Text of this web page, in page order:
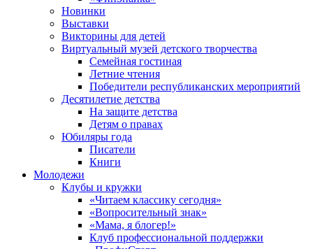
Новинки
Выставки
Викторины для детей
Виртуальный музей детского творчества
Семейная гостиная
Летние чтения
Победители республиканских мероприятий
Десятилетие детства
На защите детства
Детям о правах
Юбиляры года
Писатели
Книги
Молодежи
Клубы и кружки
«Читаем классику сегодня»
«Вопросительный знак»
«Мама, я блогер!»
Клуб профессиональной поддержки